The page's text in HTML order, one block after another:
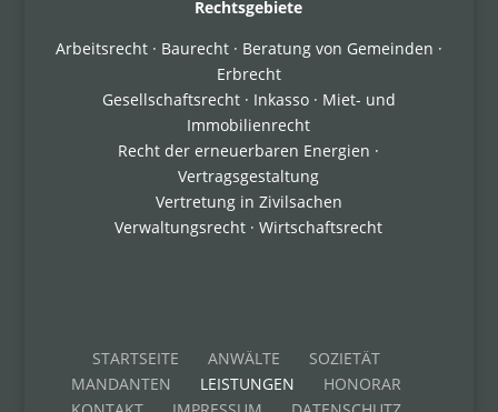
Rechtsgebiete
Arbeitsrecht · Baurecht · Beratung von Gemeinden ·
Erbrecht
Gesellschaftsrecht · Inkasso · Miet- und
Immobilienrecht
Recht der erneuerbaren Energien ·
Vertragsgestaltung
Vertretung in Zivilsachen
Verwaltungsrecht · Wirtschaftsrecht
STARTSEITE ANWÄLTE
SOZIETÄT
MANDANTEN
LEISTUNGEN
HONORAR